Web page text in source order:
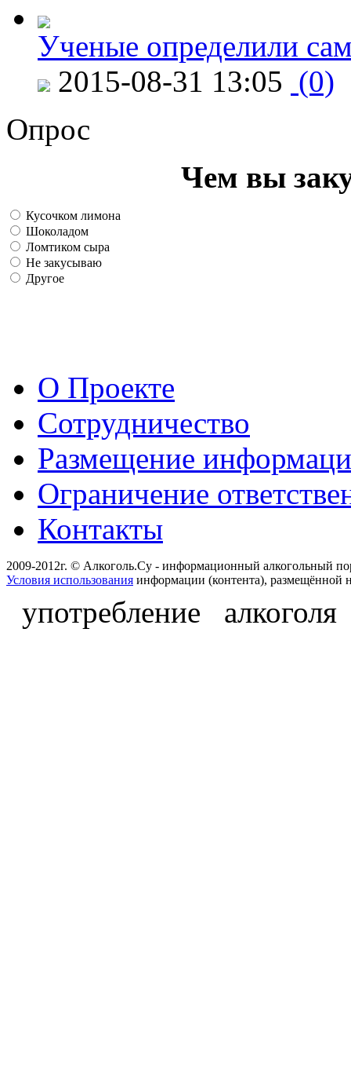
Ученые определили
2015-08-31 13:05 (0)
Опрос
Чем вы
Кусочком лимона
Шоколадом
Ломтиком сыра
Не закусываю
Другое
О Проекте
Сотрудничество
Размещение
Ограничение
Контакты
2009-2012г. © Алкоголь.Су - информационный алкогольный
Условия использования информации (контента), размещённой
употребление